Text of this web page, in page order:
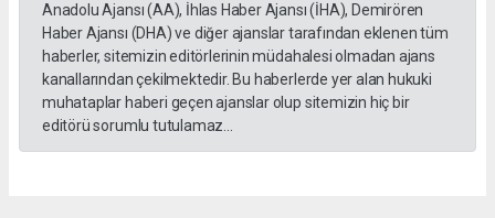
Anadolu Ajansı (AA), İhlas Haber Ajansı (İHA), Demirören
Haber Ajansı (DHA) ve diğer ajanslar tarafından eklenen tüm
haberler, sitemizin editörlerinin müdahalesi olmadan ajans
kanallarından çekilmektedir. Bu haberlerde yer alan hukuki
muhataplar haberi geçen ajanslar olup sitemizin hiç bir
editörü sorumlu tutulamaz...